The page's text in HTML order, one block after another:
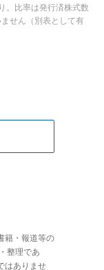
。比率は発行済株式数
せん（別表として有
籍・報道等の
整理であ
はありませ